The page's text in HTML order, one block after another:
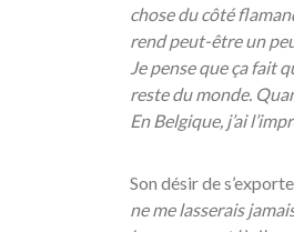
chose du côté
rend peut-être un
Je pense que ça fait
reste du monde.
En Belgique, j’ai
Son désir de
ne me lasserais